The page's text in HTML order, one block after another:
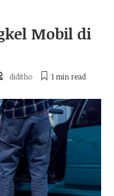
Mobil di
diditho 1 minread